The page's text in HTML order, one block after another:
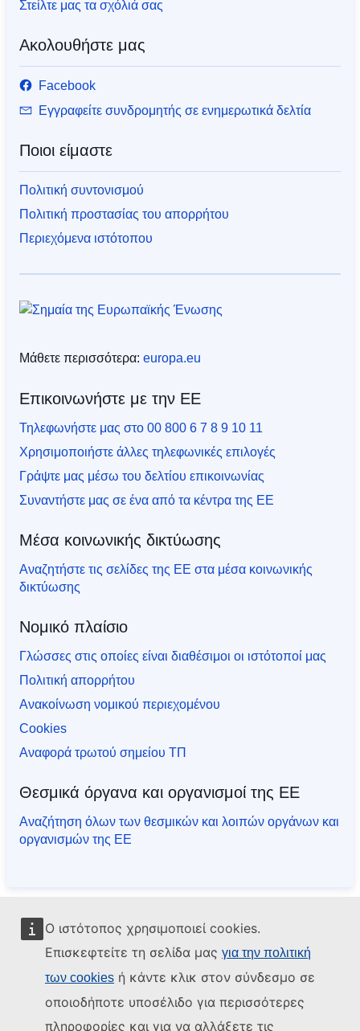
Ο ιστότοπος χρησιμοποιεί cookies.
Επισκεφτείτε τη σελίδα μας για την πολιτική
των cookies ή κάντε κλικ στον σύνδεσμο σε
οποιοδήποτε υποσέλιδο για περισσότερες
πληροφορίες και για να αλλάξετε τις
Στείλτε μας τα σχόλιά σας
Ακολουθήστε μας
Facebook
Εγγραφείτε συνδρομητής σε ενημερωτικά δελτία
Ποιοι είμαστε
Πολιτική συντονισμού
Πολιτική προστασίας του απορρήτου
Περιεχόμενα ιστότοπου
Μάθετε περισσότερα: europa.eu
Επικοινωνήστε με την ΕΕ
Τηλεφωνήστε μας στο 00 800 6 7 8 9 10 11
Χρησιμοποιήστε άλλες τηλεφωνικές επιλογές
Γράψτε μας μέσω του δελτίου επικοινωνίας
Συναντήστε μας σε ένα από τα κέντρα της ΕΕ
Μέσα κοινωνικής δικτύωσης
Αναζητήστε τις σελίδες της ΕΕ στα μέσα κοινωνικής
δικτύωσης
Νομικό πλαίσιο
Γλώσσες στις οποίες είναι διαθέσιμοι οι ιστότοποί μας
Πολιτική απορρήτου
Ανακοίνωση νομικού περιεχομένου
Cookies
Αναφορά τρωτού σημείου ΤΠ
Θεσμικά όργανα και οργανισμοί της ΕΕ
Αναζήτηση όλων των θεσμικών και λοιπών οργάνων και
οργανισμών της ΕΕ